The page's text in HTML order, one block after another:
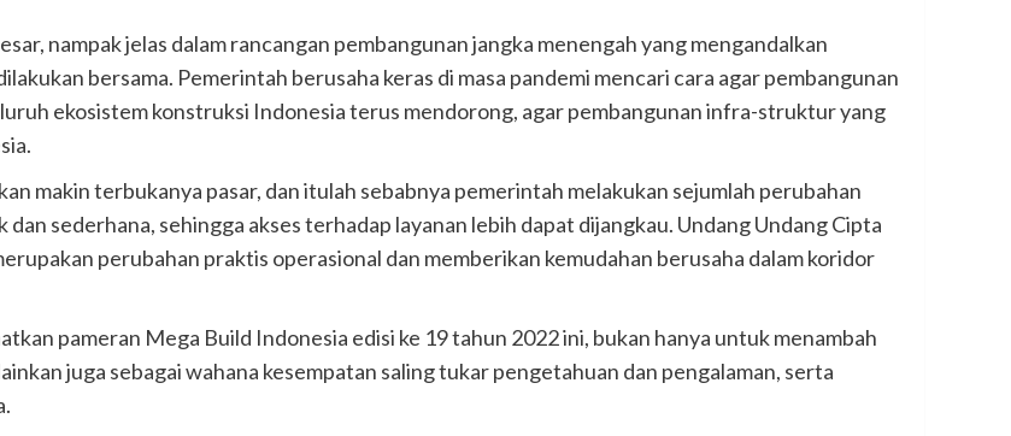
nampak jelas dalam rancangan pembangunan jangka menengah yang mengandalkan
bersama. Pemerintah berusaha keras di masa pandemi mencari cara agar pembangunan
ekosistem konstruksi Indonesia terus mendorong, agar pembangunan infra-struktur yang
makin terbukanya pasar, dan itulah sebabnya pemerintah melakukan sejumlah perubahan
sederhana, sehingga akses terhadap layanan lebih dapat dijangkau. Undang Undang Cipta
perubahan praktis operasional dan memberikan kemudahan berusaha dalam koridor
pameran Mega Build Indonesia edisi ke 19 tahun 2022 ini, bukan hanya untuk menambah
juga sebagai wahana kesempatan saling tukar pengetahuan dan pengalaman, serta